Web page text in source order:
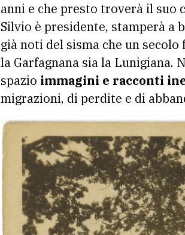
anni e che presto troverà il suo
Silvio è presidente, stamperà
già noti del sisma che un
la Garfagnana sia la Lunigiana.
spazio immagini e racconti
migrazioni, di perdite e di